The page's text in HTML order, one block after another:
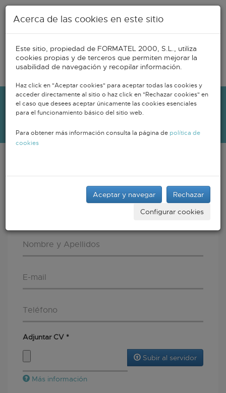
Pasar al contenido principal
BOLSA DE EMPLEO
empresas del ámbito industrial y de servicios, siendo los
puestos más demandados los relacionados con la tecnología,
el marketing digital, la gestión de calidad y medio ambiente o
Adjuntar CV *
Subir al servidor
Más información
Acerca de las cookies en este sitio
Este sitio, propiedad de FORMATEL 2000, S.L., utiliza
cookies propias y de terceros que permiten mejorar la
usabilidad de navegación y recopilar información.
Haz click en "Aceptar cookies" para aceptar todas las cookies y
acceder directamente al sitio o haz click en "Rechazar cookies" en
el caso que desees aceptar únicamente las cookies esenciales
para el funcionamiento básico del sitio web.
Para obtener más información consulta la página de política de
cookies
Aceptar y navegar
Rechazar
Configurar cookies